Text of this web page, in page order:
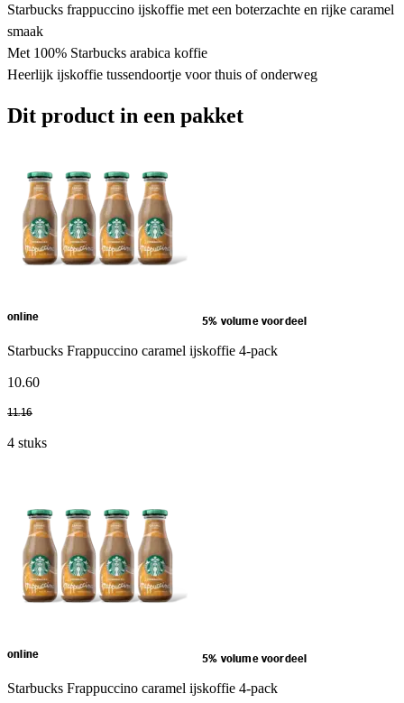
Starbucks frappuccino ijskoffie met een boterzachte en rijke caramel
smaak
Met 100% Starbucks arabica koffie
Heerlijk ijskoffie tussendoortje voor thuis of onderweg
Dit product in een pakket
online 5% volume voordeel
Starbucks Frappuccino caramel ijskoffie 4-pack
10.60
11.16
4 stuks
online 5% volume voordeel
Starbucks Frappuccino caramel ijskoffie 4-pack